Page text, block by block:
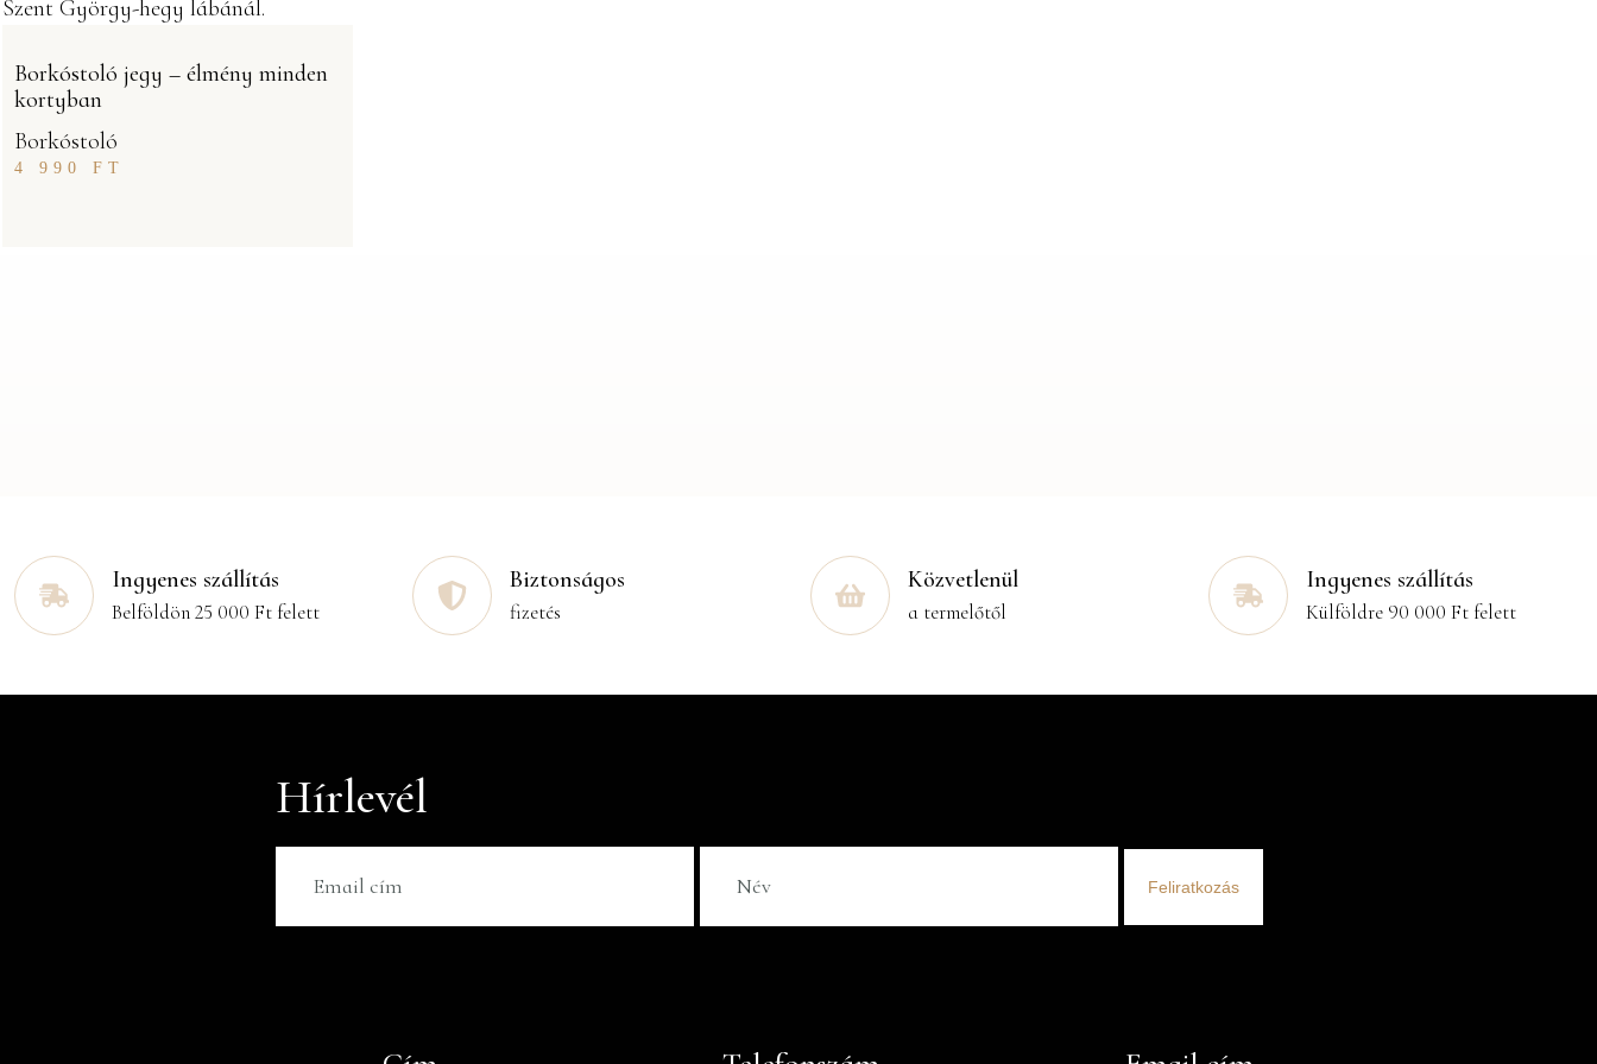
Borkóstoló jegy – élmény minden
kortyban
Borkóstoló
4 990 FT
Ingyenes szállítás
Belföldön 25 000 Ft felett
Biztonságos
fizetés
Közvetlenül
a termelőtől
Ingyenes szállítás
Külföldre 90 000 Ft felett
Hírlevél
Feliratkozás